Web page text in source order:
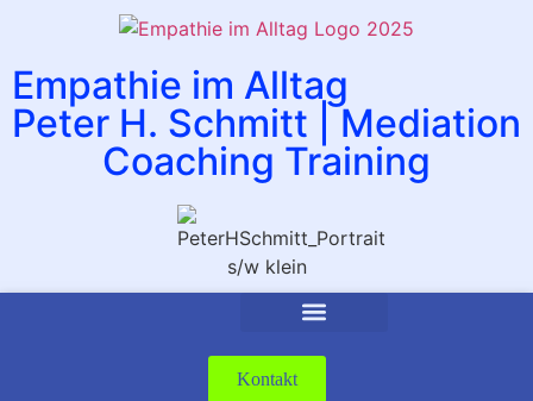
Empathie im Alltag
Peter H. Schmitt | Mediation
Coaching Training
Kontakt